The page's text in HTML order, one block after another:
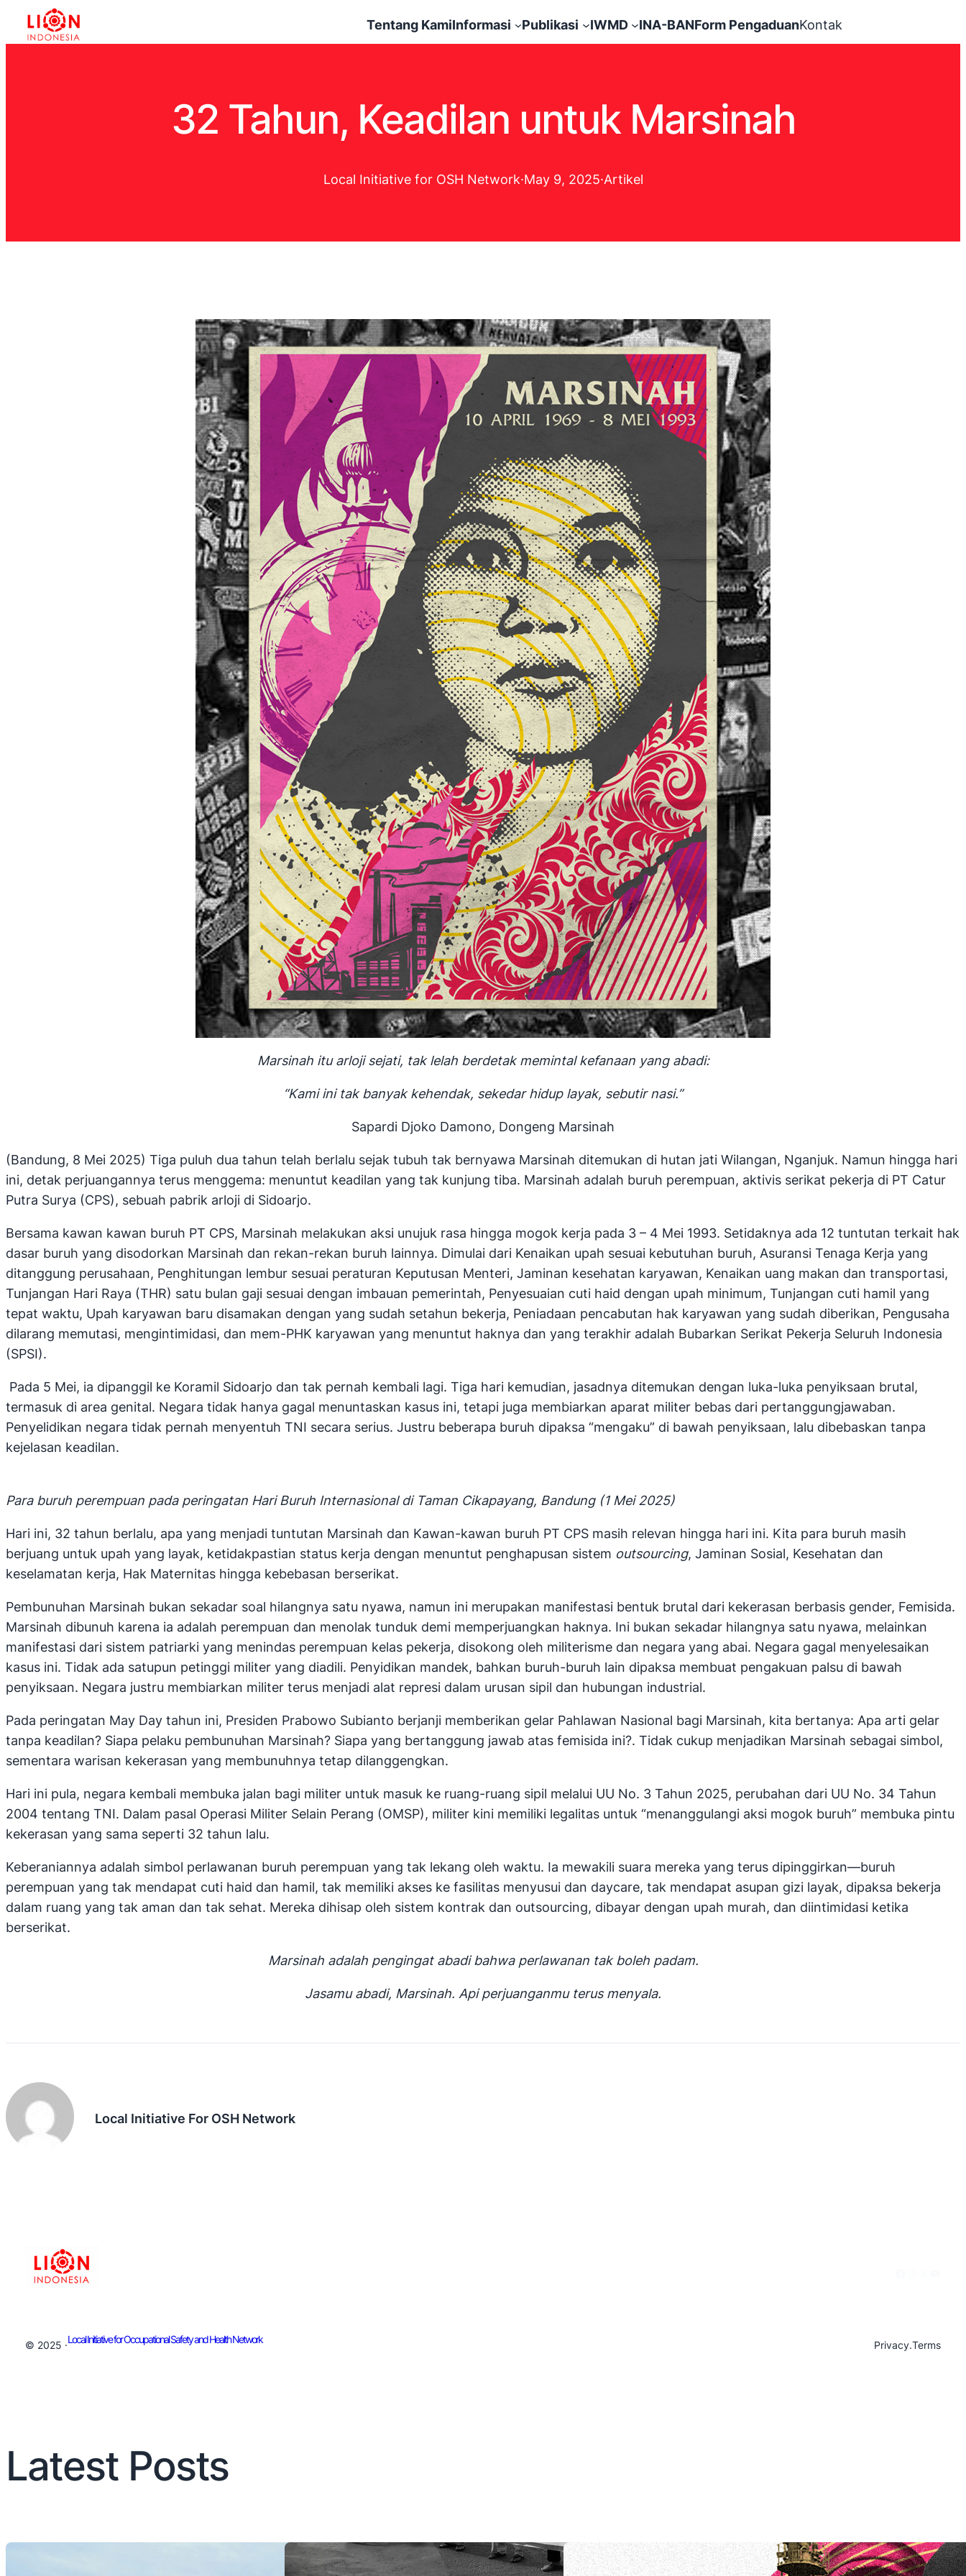
Tentang KamiInformasi Publikasi IWMD INA-BANForm PengaduanKontak
32 Tahun, Keadilan untuk Marsinah
Local Initiative for OSH Network·May 9, 2025·Artikel
Marsinah itu arloji sejati, tak lelah berdetak memintal kefanaan yang abadi:
“Kami ini tak banyak kehendak, sekedar hidup layak, sebutir nasi.”
Sapardi Djoko Damono, Dongeng Marsinah
(Bandung, 8 Mei 2025) Tiga puluh dua tahun telah berlalu sejak tubuh tak bernyawa Marsinah ditemukan di hutan jati Wilangan, Nganjuk. Namun hingga hari
ini, detak perjuangannya terus menggema: menuntut keadilan yang tak kunjung tiba. Marsinah adalah buruh perempuan, aktivis serikat pekerja di PT Catur
Putra Surya (CPS), sebuah pabrik arloji di Sidoarjo.
Bersama kawan kawan buruh PT CPS, Marsinah melakukan aksi unujuk rasa hingga mogok kerja pada 3 – 4 Mei 1993. Setidaknya ada 12 tuntutan terkait hak
dasar buruh yang disodorkan Marsinah dan rekan-rekan buruh lainnya. Dimulai dari Kenaikan upah sesuai kebutuhan buruh, Asuransi Tenaga Kerja yang
ditanggung perusahaan, Penghitungan lembur sesuai peraturan Keputusan Menteri, Jaminan kesehatan karyawan, Kenaikan uang makan dan transportasi,
Tunjangan Hari Raya (THR) satu bulan gaji sesuai dengan imbauan pemerintah, Penyesuaian cuti haid dengan upah minimum, Tunjangan cuti hamil yang
tepat waktu, Upah karyawan baru disamakan dengan yang sudah setahun bekerja, Peniadaan pencabutan hak karyawan yang sudah diberikan, Pengusaha
dilarang memutasi, mengintimidasi, dan mem-PHK karyawan yang menuntut haknya dan yang terakhir adalah Bubarkan Serikat Pekerja Seluruh Indonesia
(SPSI).
Pada 5 Mei, ia dipanggil ke Koramil Sidoarjo dan tak pernah kembali lagi. Tiga hari kemudian, jasadnya ditemukan dengan luka-luka penyiksaan brutal,
termasuk di area genital. Negara tidak hanya gagal menuntaskan kasus ini, tetapi juga membiarkan aparat militer bebas dari pertanggungjawaban.
Penyelidikan negara tidak pernah menyentuh TNI secara serius. Justru beberapa buruh dipaksa “mengaku” di bawah penyiksaan, lalu dibebaskan tanpa
kejelasan keadilan.
Para buruh perempuan pada peringatan Hari Buruh Internasional di Taman Cikapayang, Bandung (1 Mei 2025)
Hari ini, 32 tahun berlalu, apa yang menjadi tuntutan Marsinah dan Kawan-kawan buruh PT CPS masih relevan hingga hari ini. Kita para buruh masih
berjuang untuk upah yang layak, ketidakpastian status kerja dengan menuntut penghapusan sistem outsourcing, Jaminan Sosial, Kesehatan dan
keselamatan kerja, Hak Maternitas hingga kebebasan berserikat.
Pembunuhan Marsinah bukan sekadar soal hilangnya satu nyawa, namun ini merupakan manifestasi bentuk brutal dari kekerasan berbasis gender, Femisida.
Marsinah dibunuh karena ia adalah perempuan dan menolak tunduk demi memperjuangkan haknya. Ini bukan sekadar hilangnya satu nyawa, melainkan
manifestasi dari sistem patriarki yang menindas perempuan kelas pekerja, disokong oleh militerisme dan negara yang abai. Negara gagal menyelesaikan
kasus ini. Tidak ada satupun petinggi militer yang diadili. Penyidikan mandek, bahkan buruh-buruh lain dipaksa membuat pengakuan palsu di bawah
penyiksaan. Negara justru membiarkan militer terus menjadi alat represi dalam urusan sipil dan hubungan industrial.
Pada peringatan May Day tahun ini, Presiden Prabowo Subianto berjanji memberikan gelar Pahlawan Nasional bagi Marsinah, kita bertanya: Apa arti gelar
tanpa keadilan? Siapa pelaku pembunuhan Marsinah? Siapa yang bertanggung jawab atas femisida ini?. Tidak cukup menjadikan Marsinah sebagai simbol,
sementara warisan kekerasan yang membunuhnya tetap dilanggengkan.
Hari ini pula, negara kembali membuka jalan bagi militer untuk masuk ke ruang-ruang sipil melalui UU No. 3 Tahun 2025, perubahan dari UU No. 34 Tahun
2004 tentang TNI. Dalam pasal Operasi Militer Selain Perang (OMSP), militer kini memiliki legalitas untuk “menanggulangi aksi mogok buruh” membuka pintu
kekerasan yang sama seperti 32 tahun lalu.
Keberaniannya adalah simbol perlawanan buruh perempuan yang tak lekang oleh waktu. Ia mewakili suara mereka yang terus dipinggirkan—buruh
perempuan yang tak mendapat cuti haid dan hamil, tak memiliki akses ke fasilitas menyusui dan daycare, tak mendapat asupan gizi layak, dipaksa bekerja
dalam ruang yang tak aman dan tak sehat. Mereka dihisap oleh sistem kontrak dan outsourcing, dibayar dengan upah murah, dan diintimidasi ketika
berserikat.
Marsinah adalah pengingat abadi bahwa perlawanan tak boleh padam.
Jasamu abadi, Marsinah. Api perjuanganmu terus menyala.
Local Initiative For OSH Network
© 2025 ·
Local Initiative for Occupational Safety and Health Network
Privacy.Terms
Latest Posts